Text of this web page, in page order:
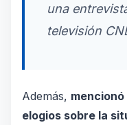
una
televisión
Además,
elogios sobre la